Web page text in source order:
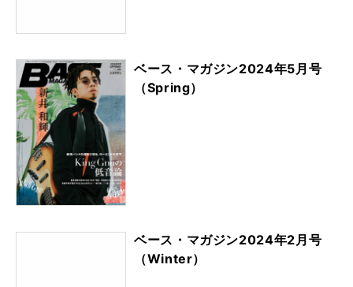
ベース・マガジン2024年5月号
（Spring）
ベース・マガジン2024年2月号
（Winter）